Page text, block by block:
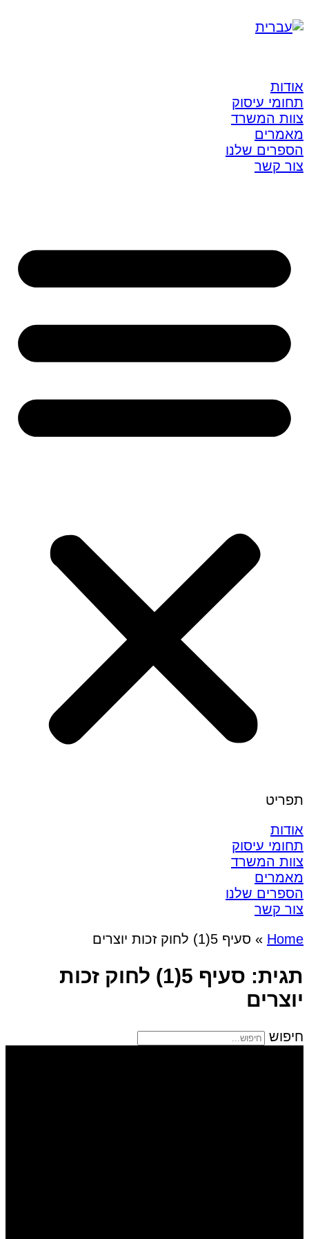
אודות
תחומי עיסוק
צוות המשרד
מאמרים
הספרים שלנו
צור קשר
תפריט
אודות
תחומי עיסוק
צוות המשרד
מאמרים
הספרים שלנו
צור קשר
Home
» סעיף 5(1) לחוק זכות יוצרים
תגית: סעיף 5(1) לחוק זכות
יוצרים
חיפוש